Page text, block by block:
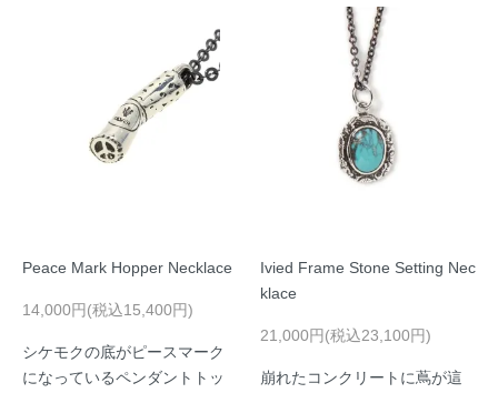
Peace Mark Hopper Necklace
14,000円(税込15,400円)
シケモクの底がピースマーク
になっているペンダントトッ
Ivied Frame Stone Setting Nec
klace
21,000円(税込23,100円)
崩れたコンクリートに蔦が這